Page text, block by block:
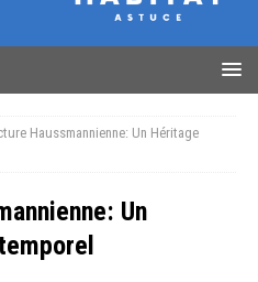
Haussmannienne: Un Héritage
Un